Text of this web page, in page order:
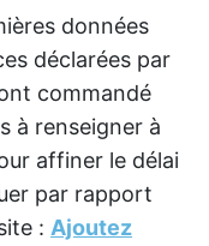
données
déclarées par
commandé
à renseigner à
affiner le délai
par rapport
: Ajoutez